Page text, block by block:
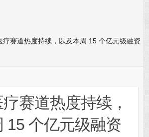
疗赛道热度持续，以及本周 15 个亿元级融资
赛道热度持续，
15 个亿元级融资